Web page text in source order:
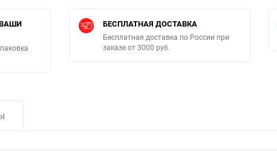
БЕСПЛАТНАЯ ДОСТАВКА
Бесплатная доставка по России при
заказе от 3000 руб.